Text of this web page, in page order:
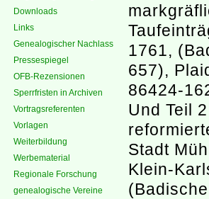
Downloads
Links
Genealogischer Nachlass
Pressespiegel
OFB-Rezensionen
Sperrfristen in Archiven
Vortragsreferenten
Vorlagen
Weiterbildung
Werbematerial
Regionale Forschung
genealogische Vereine
1761,
657),
86424-
Und Teil
Stadt
Klein-